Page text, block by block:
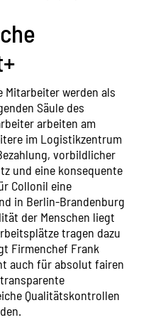
werden als
Säule des
arbeiten am
im Logistikzentrum
vorbildlicher
und eine konsequente
Collonil eine
in Berlin-Brandenburg
der Menschen liegt
tragen dazu
Firmenchef Frank
auch für absolut fairen
Qualitätskontrollen